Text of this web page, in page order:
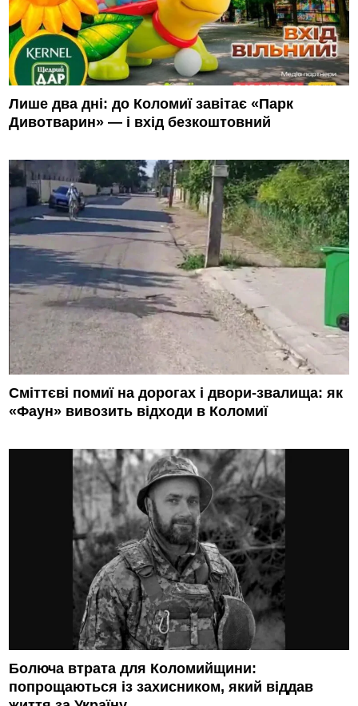
Лише два дні: до Коломиї завітає «Парк
Дивотварин» — і вхід безкоштовний
Сміттєві помиї на дорогах і двори-звалища: як
«Фаун» вивозить відходи в Коломиї
Болюча втрата для Коломийщини:
попрощаються із захисником, який віддав